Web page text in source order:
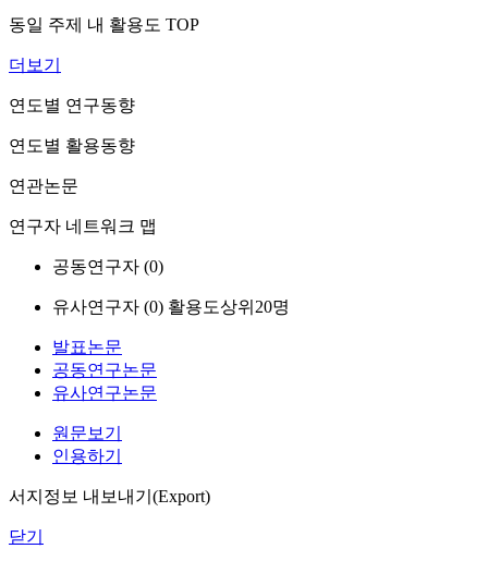
동일 주제 내 활용도 TOP
더보기
연도별 연구동향
연도별 활용동향
연관논문
연구자 네트워크 맵
공동연구자 (0)
유사연구자 (0) 활용도상위20명
발표논문
공동연구논문
유사연구논문
원문보기
인용하기
서지정보 내보내기(Export)
닫기